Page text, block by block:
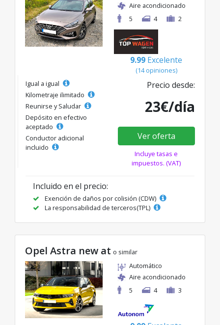
Aire acondicionado
5
4 2
9.99 Excelente
(14 opiniones)
Igual a igual
Kilometraje ilimitado
Reunirse y Saludar
Depósito en efectivo
aceptado
Conductor adicional
incluido
Precio desde:
23€/día
Ver oferta
Incluye tasas e
impuestos. (VAT)
Incluido en el precio:
Exención de daños por colisión (CDW)
La responsabilidad de terceros(TPL)
Opel Astra new at o similar
Automático
Aire acondicionado
5
4 3